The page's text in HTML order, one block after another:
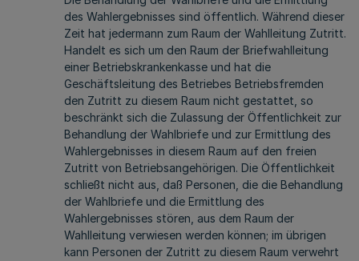
des Wahlergebnisses sind öffentlich. Während dieser
Zeit hat jedermann zum Raum der Wahlleitung Zutritt.
Handelt es sich um den Raum der Briefwahlleitung
einer Betriebskrankenkasse und hat die
Geschäftsleitung des Betriebes Betriebsfremden
den Zutritt zu diesem Raum nicht gestattet, so
beschränkt sich die Zulassung der Öffentlichkeit zur
Behandlung der Wahlbriefe und zur Ermittlung des
Wahlergebnisses in diesem Raum auf den freien
Zutritt von Betriebsangehörigen. Die Öffentlichkeit
schließt nicht aus, daß Personen, die die Behandlung
der Wahlbriefe und die Ermittlung des
Wahlergebnisses stören, aus dem Raum der
Wahlleitung verwiesen werden können; im übrigen
kann Personen der Zutritt zu diesem Raum verwehrt